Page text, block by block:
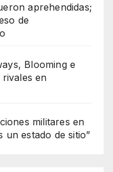
aprehendidas;
de
Blooming e
en
militares en
un estado de sitio”